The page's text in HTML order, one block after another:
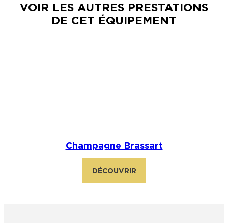
VOIR LES AUTRES PRESTATIONS
DE CET ÉQUIPEMENT
Champagne Brassart
DÉCOUVRIR